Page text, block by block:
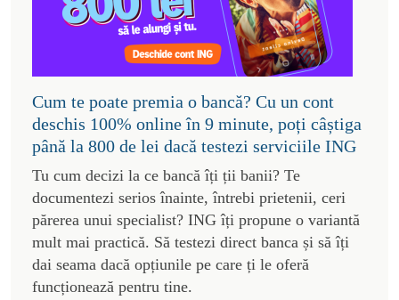
Cum te poate premia o bancă? Cu un cont
deschis 100% online în 9 minute, poți câștiga
până la 800 de lei dacă testezi serviciile ING
Tu cum decizi la ce bancă îți ții banii? Te
documentezi serios înainte, întrebi prietenii, ceri
părerea unui specialist? ING îți propune o variantă
mult mai practică. Să testezi direct banca și să îți
dai seama dacă opțiunile pe care ți le oferă
funcționează pentru tine.